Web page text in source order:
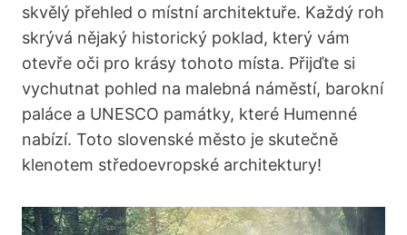
skvělý přehled o místní architektuře. ‌Každý roh
skrývá nějaký historický poklad, který vám
otevře ‍oči pro krásy tohoto místa. Přijďte si
vychutnat pohled⁣ na malebná náměstí, barokní⁢
paláce a UNESCO památky, které Humenné
nabízí. Toto⁤ slovenské město je skutečně
klenotem středoevropské architektury!